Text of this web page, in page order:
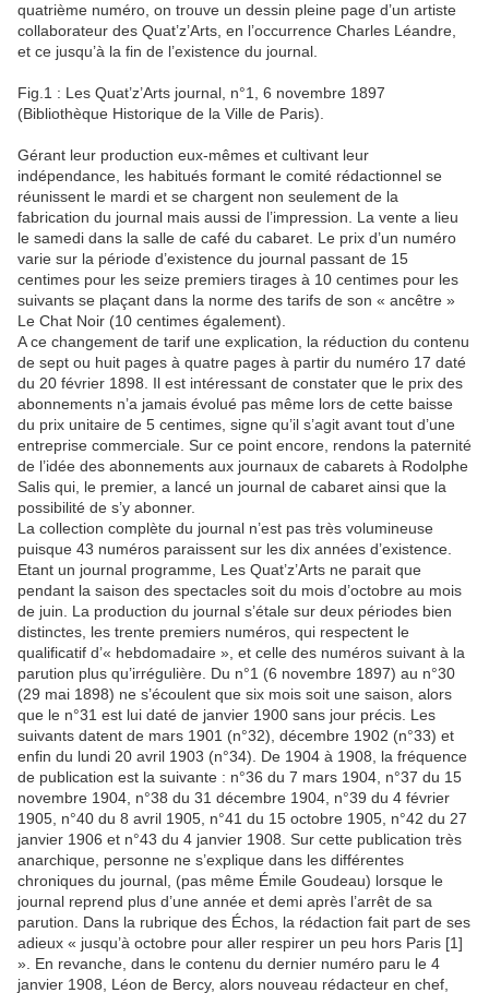
quatrième numéro, on trouve un dessin pleine page d’un artiste
collaborateur des Quat’z’Arts, en l’occurrence Charles Léandre,
et ce jusqu’à la fin de l’existence du journal.
Fig.1 : Les Quat’z’Arts journal, n°1, 6 novembre 1897
(Bibliothèque Historique de la Ville de Paris).
Gérant leur production eux-mêmes et cultivant leur
indépendance, les habitués formant le comité rédactionnel se
réunissent le mardi et se chargent non seulement de la
fabrication du journal mais aussi de l’impression. La vente a lieu
le samedi dans la salle de café du cabaret. Le prix d’un numéro
varie sur la période d’existence du journal passant de 15
centimes pour les seize premiers tirages à 10 centimes pour les
suivants se plaçant dans la norme des tarifs de son « ancêtre »
Le Chat Noir (10 centimes également).
A ce changement de tarif une explication, la réduction du contenu
de sept ou huit pages à quatre pages à partir du numéro 17 daté
du 20 février 1898. Il est intéressant de constater que le prix des
abonnements n’a jamais évolué pas même lors de cette baisse
du prix unitaire de 5 centimes, signe qu’il s’agit avant tout d’une
entreprise commerciale. Sur ce point encore, rendons la paternité
de l’idée des abonnements aux journaux de cabarets à Rodolphe
Salis qui, le premier, a lancé un journal de cabaret ainsi que la
possibilité de s’y abonner.
La collection complète du journal n’est pas très volumineuse
puisque 43 numéros paraissent sur les dix années d’existence.
Etant un journal programme, Les Quat’z’Arts ne parait que
pendant la saison des spectacles soit du mois d’octobre au mois
de juin. La production du journal s’étale sur deux périodes bien
distinctes, les trente premiers numéros, qui respectent le
qualificatif d’« hebdomadaire », et celle des numéros suivant à la
parution plus qu’irrégulière. Du n°1 (6 novembre 1897) au n°30
(29 mai 1898) ne s’écoulent que six mois soit une saison, alors
que le n°31 est lui daté de janvier 1900 sans jour précis. Les
suivants datent de mars 1901 (n°32), décembre 1902 (n°33) et
enfin du lundi 20 avril 1903 (n°34). De 1904 à 1908, la fréquence
de publication est la suivante : n°36 du 7 mars 1904, n°37 du 15
novembre 1904, n°38 du 31 décembre 1904, n°39 du 4 février
1905, n°40 du 8 avril 1905, n°41 du 15 octobre 1905, n°42 du 27
janvier 1906 et n°43 du 4 janvier 1908. Sur cette publication très
anarchique, personne ne s’explique dans les différentes
chroniques du journal, (pas même Émile Goudeau) lorsque le
journal reprend plus d’une année et demi après l’arrêt de sa
parution. Dans la rubrique des Échos, la rédaction fait part de ses
adieux « jusqu’à octobre pour aller respirer un peu hors Paris [1]
». En revanche, dans le contenu du dernier numéro paru le 4
janvier 1908, Léon de Bercy, alors nouveau rédacteur en chef,